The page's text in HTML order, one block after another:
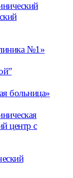
№1»
больница»
центр с